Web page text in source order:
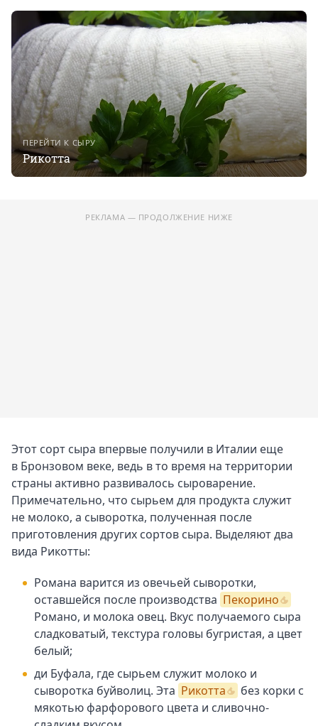
ПЕРЕЙТИ К СЫРУ
Рикотта
РЕКЛАМА — ПРОДОЛЖЕНИЕ НИЖЕ
Этот сорт сыра впервые получили в Италии еще
в Бронзовом веке, ведь в то время на территории
страны активно развивалось сыроварение.
Примечательно, что сырьем для продукта служит
не молоко, а сыворотка, полученная после
приготовления других сортов сыра. Выделяют два
вида Рикотты:
Романа варится из овечьей сыворотки,
оставшейся после производства Пекорино
Романо, и молока овец. Вкус получаемого сыра
сладковатый, текстура головы бугристая, а цвет
белый;
ди Буфала, где сырьем служит молоко и
сыворотка буйволиц. Эта Рикотта
без корки с
мякотью фарфорового цвета и сливочно-